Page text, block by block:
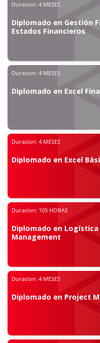
Duracion: 4 MESES
Diplomado en Gestión
Estados Financieros
Duracion: 4 MESES
Diplomado en Excel
Duracion: 4 MESES
Diplomado en Excel
Duracion: 105 HORAS
Diplomado en Logística
Management
Duracion: 4 MESES
Diplomado en Project